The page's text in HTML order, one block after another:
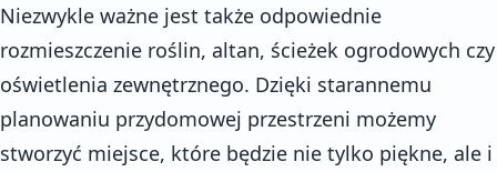
Niezwykle ważne jest także odpowiednie
rozmieszczenie roślin, altan, ścieżek ogrodowych czy
oświetlenia zewnętrznego. Dzięki starannemu
planowaniu przydomowej przestrzeni możemy
stworzyć miejsce, które będzie nie tylko piękne, ale i